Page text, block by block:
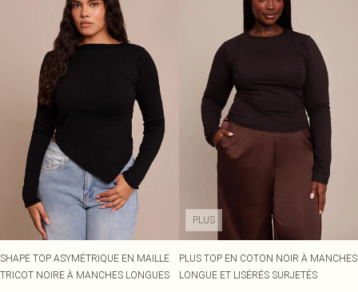
SHAPE TOP ASYMÉTRIQUE EN MAILLE
TRICOT NOIRE À MANCHES LONGUES
PLUS
PLUS TOP EN COTON NOIR À MANCHES
LONGUE ET LISÉRÉS SURJETÉS